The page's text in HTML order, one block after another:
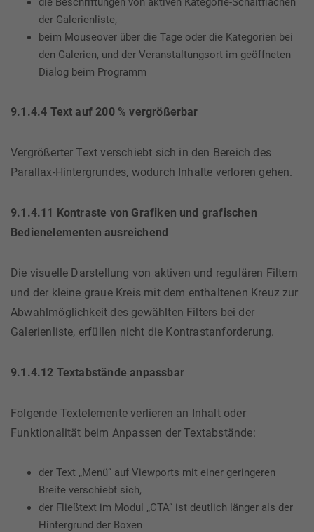
der Galerienliste,
beim Mouseover über die Tage oder die Kategorien bei
den Galerien, und der Veranstaltungsort im geöffneten
Dialog beim Programm
9.1.4.4 Text auf 200 % vergrößerbar
Vergrößerter Text verschiebt sich in den Bereich des
Parallax-Hintergrundes, wodurch Inhalte verloren gehen.
9.1.4.11 Kontraste von Grafiken und grafischen
Bedienelementen ausreichend
Die visuelle Darstellung von aktiven und regulären Filtern
und der kleine graue Kreis mit dem enthaltenen Kreuz zur
Abwahlmöglichkeit des gewählten Filters bei der
Galerienliste, erfüllen nicht die Kontrastanforderung.
9.1.4.12 Textabstände anpassbar
Folgende Textelemente verlieren an Inhalt oder
Funktionalität beim Anpassen der Textabstände:
der Text „Menü“ auf Viewports mit einer geringeren
Breite verschiebt sich,
der Fließtext im Modul „CTA“ ist deutlich länger als der
Hintergrund der Boxen